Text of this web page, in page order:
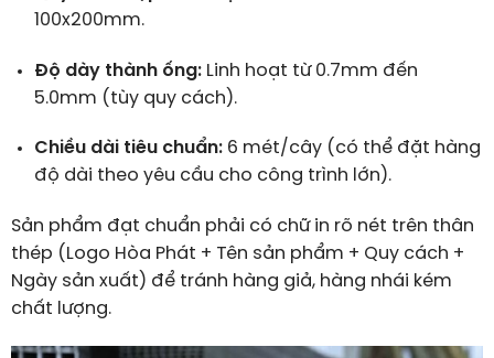
100x200mm.
Độ dày thành ống:Linh hoạt từ 0.7mm đến
5.0mm (tùy quy cách).
Chiều dài tiêu chuẩn:6 mét/cây (có thể đặt hàng
độ dài theo yêu cầu cho công trình lớn).
Sản phẩm đạt chuẩn phải có chữ in rõ nét trên thân
thép (Logo Hòa Phát + Tên sản phẩm + Quy cách +
Ngày sản xuất) để tránh hàng giả, hàng nhái kém
chất lượng.